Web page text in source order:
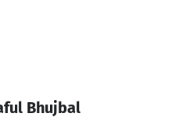
Bhujbal